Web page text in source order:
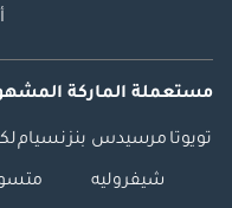
مستعملة الماركة
تويوتا مرسيدس بنزنسيام
شيفروليه